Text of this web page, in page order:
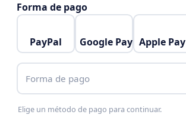
Forma de pago
PayPal Google Pay Apple Pay
Forma de pago
Elige un método de pago para continuar.